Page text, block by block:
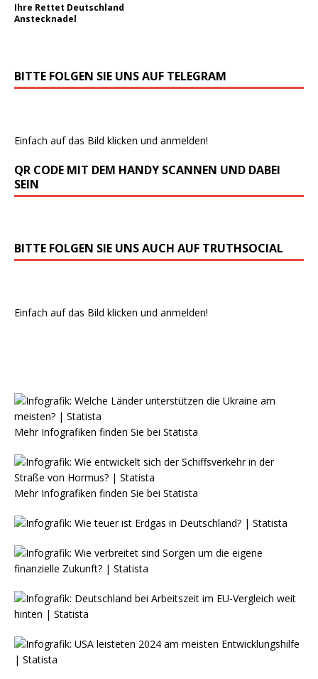
Ihre Rettet Deutschland
Anstecknadel
BITTE FOLGEN SIE UNS AUF TELEGRAM
Einfach auf das Bild klicken und anmelden!
QR CODE MIT DEM HANDY SCANNEN UND DABEI
SEIN
BITTE FOLGEN SIE UNS AUCH AUF TRUTHSOCIAL
Einfach auf das Bild klicken und anmelden!
Mehr Infografiken finden Sie bei Statista
Mehr Infografiken finden Sie bei Statista